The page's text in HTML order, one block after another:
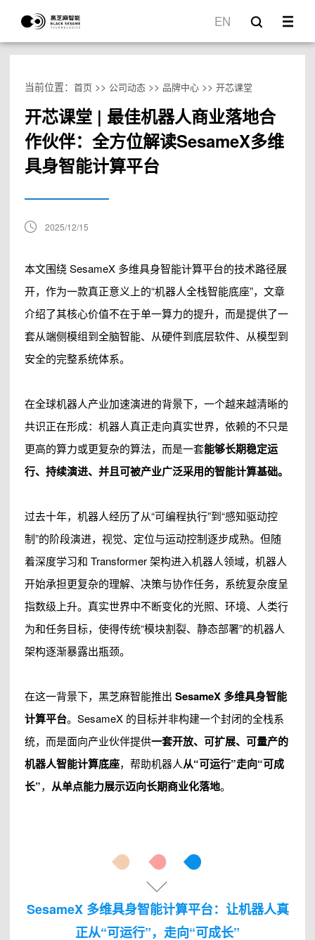
EN
当前位置： 首页 >> 公司动态>> 品牌中心>> 开芯课堂
开芯课堂 | 最佳机器人商业落地合
作伙伴：全方位解读SesameX多维
具身智能计算平台
2025/12/15
本文围绕 SesameX 多维具身智能计算平台的技术路径展
开，作为一款真正意义上的“机器人全栈智能底座”，文章
介绍了其核心价值不在于单一算力的提升，而是提供了一
套从端侧模组到全脑智能、从硬件到底层软件、从模型到
安全的完整系统体系。
在全球机器人产业加速演进的背景下，一个越来越清晰的
共识正在形成：机器人真正走向真实世界，依赖的不只是
更高的算力或更复杂的算法，而是一套能够长期稳定运
行、持续演进、并且可被产业广泛采用的智能计算基础。
过去十年，机器人经历了从“可编程执行”到“感知驱动控
制”的阶段演进，视觉、定位与运动控制逐步成熟。但随
着深度学习和 Transformer 架构进入机器人领域，机器人
开始承担更复杂的理解、决策与协作任务，系统复杂度呈
指数级上升。真实世界中不断变化的光照、环境、人类行
为和任务目标，使得传统“模块割裂、静态部署”的机器人
架构逐渐暴露出瓶颈。
在这一背景下，黑芝麻智能推出 SesameX 多维具身智能
计算平台。SesameX 的目标并非构建一个封闭的全栈系
统，而是面向产业伙伴提供一套开放、可扩展、可量产的
机器人智能计算底座，帮助机器人从“可运行”走向“可成
长”， 从单点能力展示迈向长期商业化落地。
SesameX 多维具身智能计算平台：让机器人真
正从“可运行”，走向“可成长”